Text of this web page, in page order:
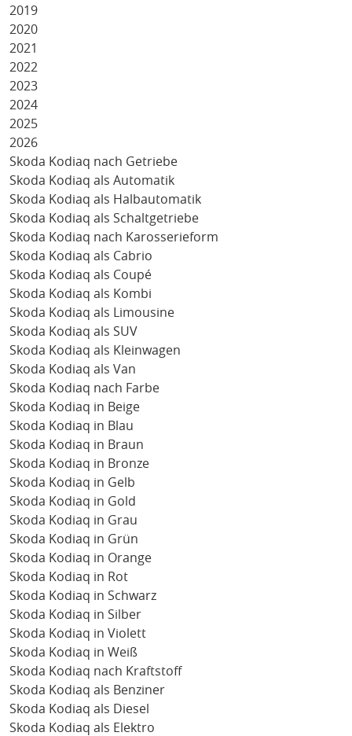
2019
2020
2021
2022
2023
2024
2025
2026
Skoda Kodiaq nach Getriebe
Skoda Kodiaq als Automatik
Skoda Kodiaq als Halbautomatik
Skoda Kodiaq als Schaltgetriebe
Skoda Kodiaq nach Karosserieform
Skoda Kodiaq als Cabrio
Skoda Kodiaq als Coupé
Skoda Kodiaq als Kombi
Skoda Kodiaq als Limousine
Skoda Kodiaq als SUV
Skoda Kodiaq als Kleinwagen
Skoda Kodiaq als Van
Skoda Kodiaq nach Farbe
Skoda Kodiaq in Beige
Skoda Kodiaq in Blau
Skoda Kodiaq in Braun
Skoda Kodiaq in Bronze
Skoda Kodiaq in Gelb
Skoda Kodiaq in Gold
Skoda Kodiaq in Grau
Skoda Kodiaq in Grün
Skoda Kodiaq in Orange
Skoda Kodiaq in Rot
Skoda Kodiaq in Schwarz
Skoda Kodiaq in Silber
Skoda Kodiaq in Violett
Skoda Kodiaq in Weiß
Skoda Kodiaq nach Kraftstoff
Skoda Kodiaq als Benziner
Skoda Kodiaq als Diesel
Skoda Kodiaq als Elektro